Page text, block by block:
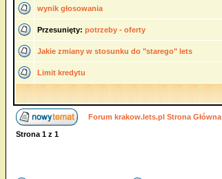
wynik głosowania
Przesunięty: potrzeby - oferty
Jakie zmiany w stosunku do "starego" lets
Limit kredytu
Forum krakow.lets.pl Strona Główna
Strona 1 z 1